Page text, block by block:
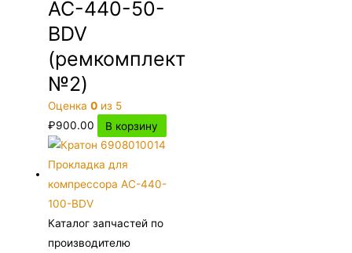
АС-440-50-
BDV
(ремкомплект
№2)
Оценка0 из 5
₽900.00 В корзину
Каталог запчастей по
производителю